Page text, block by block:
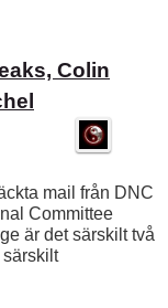
Colin
mail från DNC
Committee
är det särskilt två
särskilt